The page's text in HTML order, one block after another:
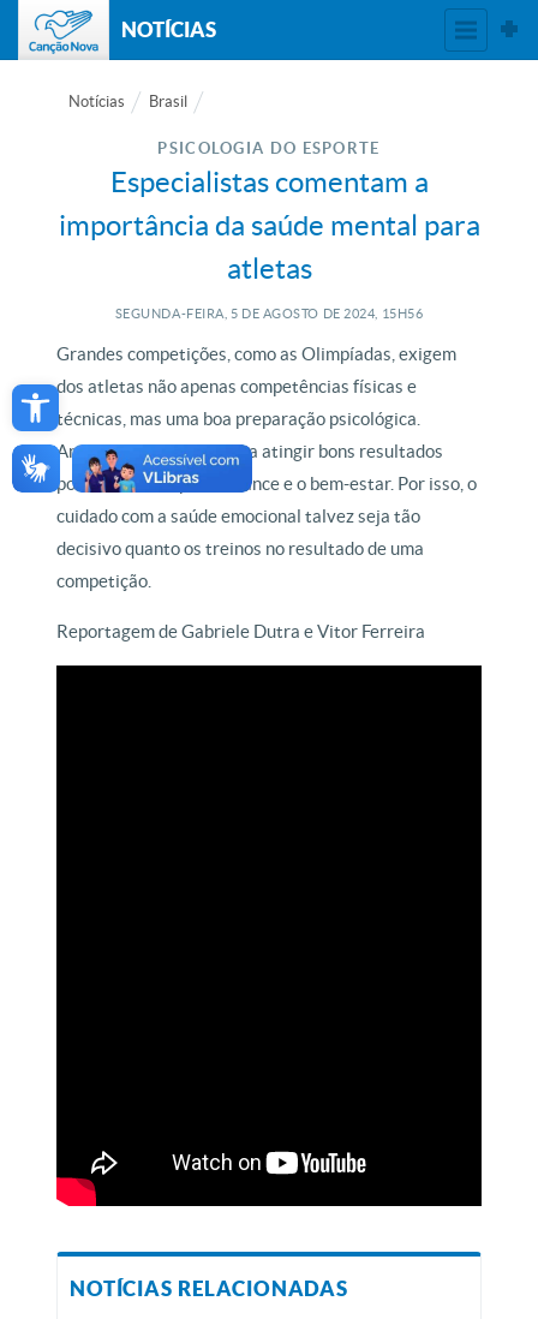
Open toolbar
NOTÍCIAS
Notícias Brasil
PSICOLOGIA DO ESPORTE
Especialistas comentam a
importância da saúde mental para
atletas
SEGUNDA-FEIRA, 5 DE AGOSTO DE 2024, 15H56
Grandes competições, como as Olimpíadas, exigem
dos atletas não apenas competências físicas e
técnicas, mas uma boa preparação psicológica.
Ansiedade e pressão para atingir bons resultados
podem afetar a performance e o bem-estar. Por isso, o
cuidado com a saúde emocional talvez seja tão
decisivo quanto os treinos no resultado de uma
competição.
Reportagem de Gabriele Dutra e Vitor Ferreira
NOTÍCIAS RELACIONADAS